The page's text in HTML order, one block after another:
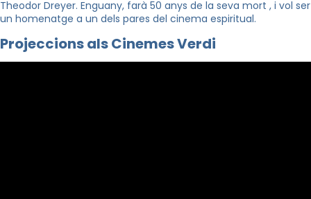
Theodor Dreyer. Enguany, farà 50 anys de la seva mort , i vol ser
un homenatge a un dels pares del cinema espiritual.
Projeccions als Cinemes Verdi